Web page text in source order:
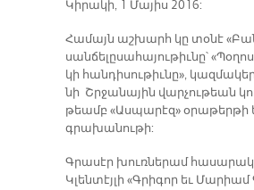
Կի­րա­կի, 1 Մա­յիս 2016:
Հա­մայն աշ­խարհ կը տօ­նէ
սան­ճե­լը­սա­հա­յու­թիւ­նը՝
կի հան­դի­սու­թիւ­նը»,
նի Շրջա­նա­յին վար­չու­թեան
թեամբ «Աս­պա­րէզ»
գրա­խա­նու­թի:
Գրա­սէր խուռ­նե­րամ
Կլեն­տէյ­լի «Գրի­գոր եւ